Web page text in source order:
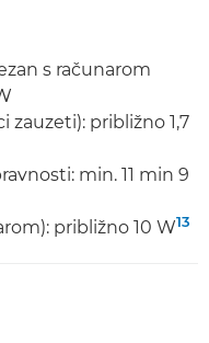
s računarom
zauzeti): približno 1,7
min. 11 min 9
približno 10 W13